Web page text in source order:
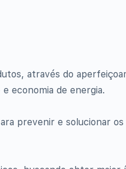
através do
economia de energia.
prevenir e solucionar